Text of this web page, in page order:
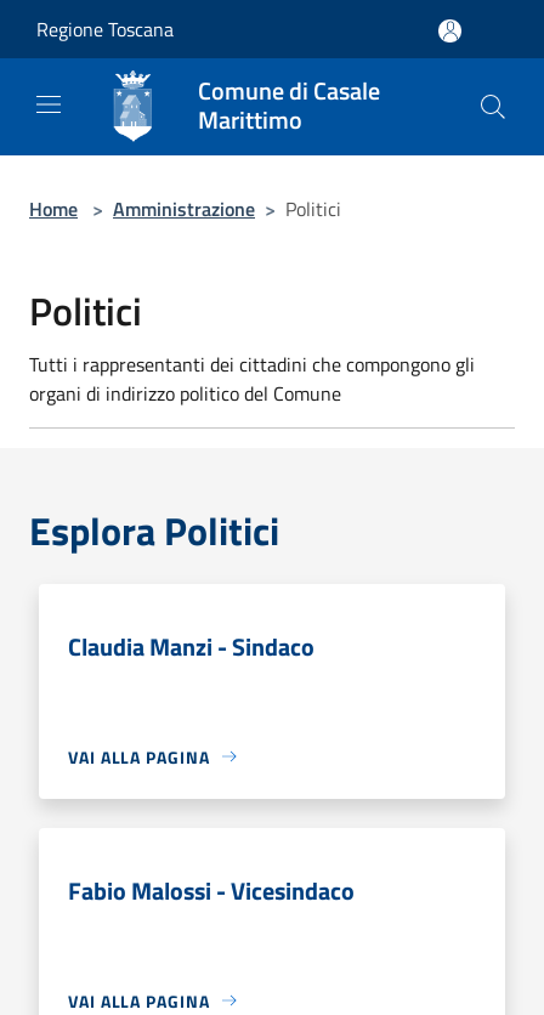
Regione Toscana
Comune di Casale
Marittimo
Home > Amministrazione > Politici
Politici
Tutti i rappresentanti dei cittadini che compongono gli
organi di indirizzo politico del Comune
Esplora Politici
Claudia Manzi - Sindaco
VAI ALLA PAGINA
Fabio Malossi - Vicesindaco
VAI ALLA PAGINA